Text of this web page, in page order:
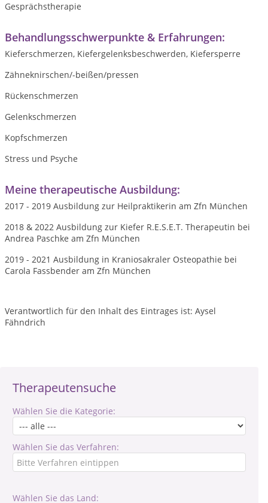
Therapeutensuche
Wählen Sie die Kategorie:
Wählen Sie das Verfahren:
Wählen Sie das Land:
Gesprächstherapie
Behandlungsschwerpunkte & Erfahrungen:
Kieferschmerzen, Kiefergelenksbeschwerden, Kiefersperre
Zähneknirschen/-beißen/pressen
Rückenschmerzen
Gelenkschmerzen
Kopfschmerzen
Stress und Psyche
Meine therapeutische Ausbildung:
2017 - 2019 Ausbildung zur Heilpraktikerin am Zfn München
2018 & 2022 Ausbildung zur Kiefer R.E.S.E.T. Therapeutin bei
Andrea Paschke am Zfn München
2019 - 2021 Ausbildung in Kraniosakraler Osteopathie bei
Carola Fassbender am Zfn München
Verantwortlich für den Inhalt des Eintrages ist: Aysel
Fähndrich